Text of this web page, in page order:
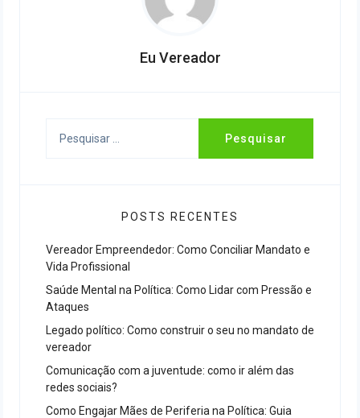
Eu Vereador
POSTS RECENTES
Vereador Empreendedor: Como Conciliar Mandato e
Vida Profissional
Saúde Mental na Política: Como Lidar com Pressão e
Ataques
Legado político: Como construir o seu no mandato de
vereador
Comunicação com a juventude: como ir além das
redes sociais?
Como Engajar Mães de Periferia na Política: Guia